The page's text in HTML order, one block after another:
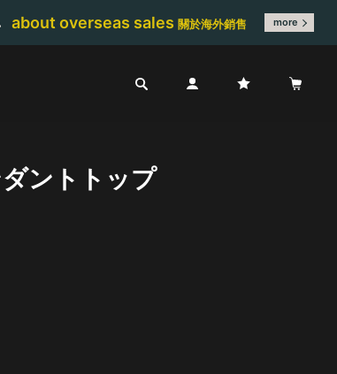
about overseas sales 關於海外銷售 more
ントトップ